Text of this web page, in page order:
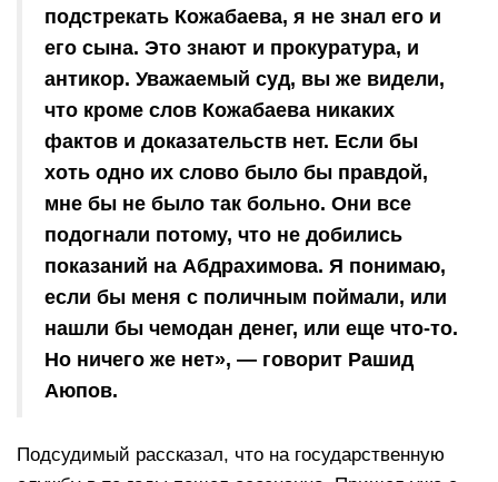
подстрекать Кожабаева, я не знал его и
его сына. Это знают и прокуратура, и
антикор. Уважаемый суд, вы же видели,
что кроме слов Кожабаева никаких
фактов и доказательств нет. Если бы
хоть одно их слово было бы правдой,
мне бы не было так больно. Они все
подогнали потому, что не добились
показаний на Абдрахимова. Я понимаю,
если бы меня с поличным поймали, или
нашли бы чемодан денег, или еще что-то.
Но ничего же нет», — говорит Рашид
Аюпов.
Подсудимый рассказал, что на государственную